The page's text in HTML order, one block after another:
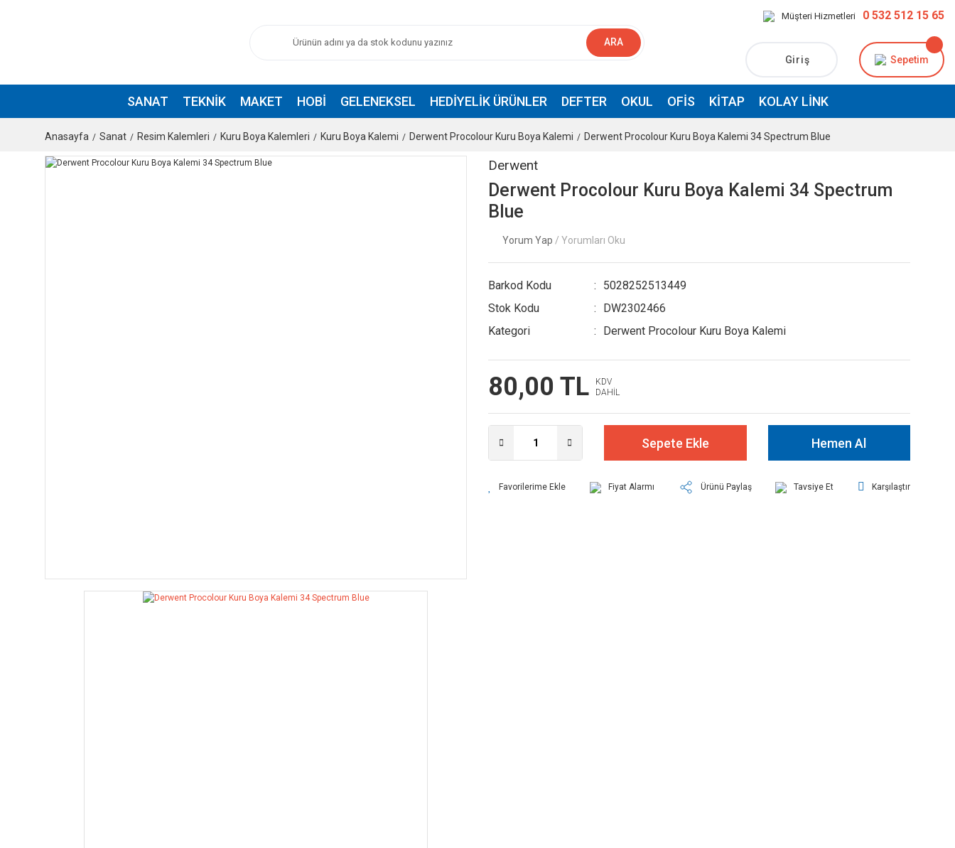
ARA
Müşteri Hizmetleri 0 532 512 15 65
Giriş Sepetim
SANAT TEKNIK MAKET HOBI GELENEKSEL HEDIYELIK ÜRÜNLER DEFTER OKUL OFIS KITAP KOLAY LINK
Anasayfa Sanat Resim Kalemleri Kuru Boya Kalemleri Kuru Boya Kalemi Derwent Procolour Kuru Boya Kalemi Derwent Procolour Kuru Boya Kalemi 34 Spectrum Blue
Derwent
Derwent Procolour Kuru Boya Kalemi 34 Spectrum
Blue
Yorum Yap / Yorumları Oku
Barkod Kodu
5028252513449
Stok Kodu
DW2302466
Kategori
Derwent Procolour Kuru Boya Kalemi
80,00 TL
KDV
DAHİL
Sepete Ekle Hemen Al
Fiyat Alarmı Ürünü Paylaş Tavsiye Et Karşılaştır